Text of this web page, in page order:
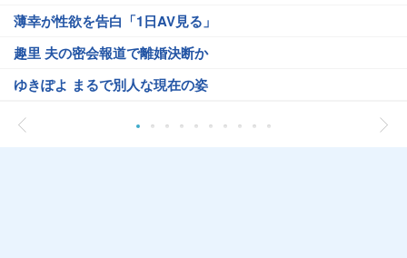
薄幸が性欲を告白「1日AV見る」
趣里 夫の密会報道で離婚決断か
ゆきぽよ まるで別人な現在の姿